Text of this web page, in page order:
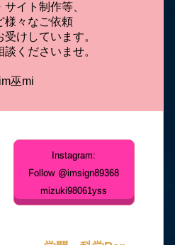
イト制作等、
様々なご依頼
けしています。
くださいませ。
im巫mi
Instagram:
Follow @imsign89368
mizuki98061yss